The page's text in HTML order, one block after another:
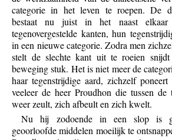
categorie in het leven te roepen. De
bestaat nu juist in het naast elkaar
tegenovergestelde kanten, hun
in een nieuwe categorie. Zodra men
stelt de slechte kant uit te roeien
beweging stuk. Het is niet meer de
haar tegenstrijdige aard, zichzelf
veeleer de heer Proudhon die tussen de
weer zeult, zich afbeult en zich kwelt.
Nu hij zodoende in een slop is
geoorloofde middelen moeilijk te